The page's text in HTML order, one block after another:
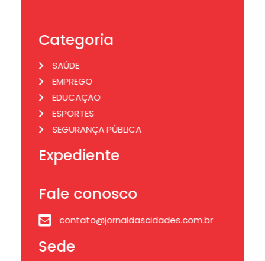
Categoria
SAÚDE
EMPREGO
EDUCAÇÃO
ESPORTES
SEGURANÇA PÚBLICA
Expediente
Fale conosco
contato@jornaldascidades.com.br
Sede